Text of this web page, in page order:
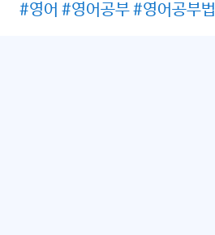
#영어 #영어공부 #영어공부법